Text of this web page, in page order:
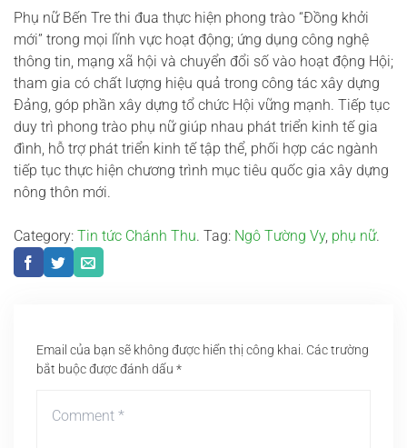
Phụ nữ Bến Tre thi đua thực hiện phong trào “Đồng khởi
mới” trong mọi lĩnh vực hoạt động; ứng dụng công nghệ
thông tin, mạng xã hội và chuyển đổi số vào hoạt động Hội;
tham gia có chất lượng hiệu quả trong công tác xây dựng
Đảng, góp phần xây dựng tổ chức Hội vững mạnh. Tiếp tục
duy trì phong trào phụ nữ giúp nhau phát triển kinh tế gia
đình, hỗ trợ phát triển kinh tế tập thể, phối hợp các ngành
tiếp tục thực hiện chương trình mục tiêu quốc gia xây dựng
nông thôn mới.
Category: Tin tức Chánh Thu. Tag: Ngô Tường Vy, phụ nữ.
Email của bạn sẽ không được hiển thị công khai. Các trường
bắt buộc được đánh dấu *